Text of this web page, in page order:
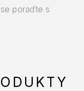
poraďte s